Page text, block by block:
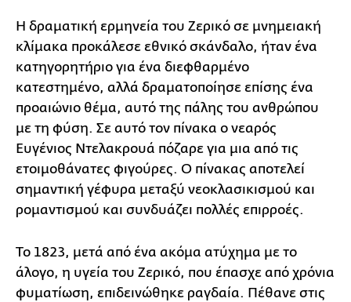
Η δραματική ερμηνεία του Ζερικό σε μνημειακή
κλίμακα προκάλεσε εθνικό σκάνδαλο, ήταν ένα
κατηγορητήριο για ένα διεφθαρμένο
κατεστημένο, αλλά δραματοποίησε επίσης ένα
προαιώνιο θέμα, αυτό της πάλης του ανθρώπου
με τη φύση. Σε αυτό τον πίνακα ο νεαρός
Ευγένιος Ντελακρουά πόζαρε για μια από τις
ετοιμοθάνατες φιγούρες. Ο πίνακας αποτελεί
σημαντική γέφυρα μεταξύ νεοκλασικισμού και
ρομαντισμού και συνδυάζει πολλές επιρροές.
Το 1823, μετά από ένα ακόμα ατύχημα με το
άλογο, η υγεία του Ζερικό, που έπασχε από χρόνια
φυματίωση, επιδεινώθηκε ραγδαία. Πέθανε στις